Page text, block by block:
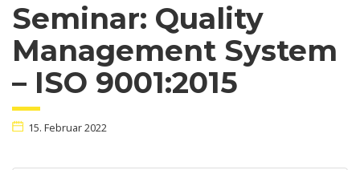
Seminar: Quality
Management System
– ISO 9001:2015
15. Februar 2022